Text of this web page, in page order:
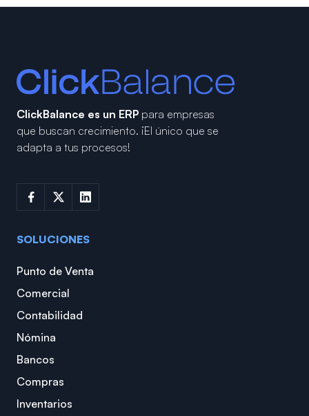
ClickBalance es un ERP para empresas
que buscan crecimiento. ¡El único que se
adapta a tus procesos!
SOLUCIONES
Punto de Venta
Comercial
Contabilidad
Nómina
Bancos
Compras
Inventarios